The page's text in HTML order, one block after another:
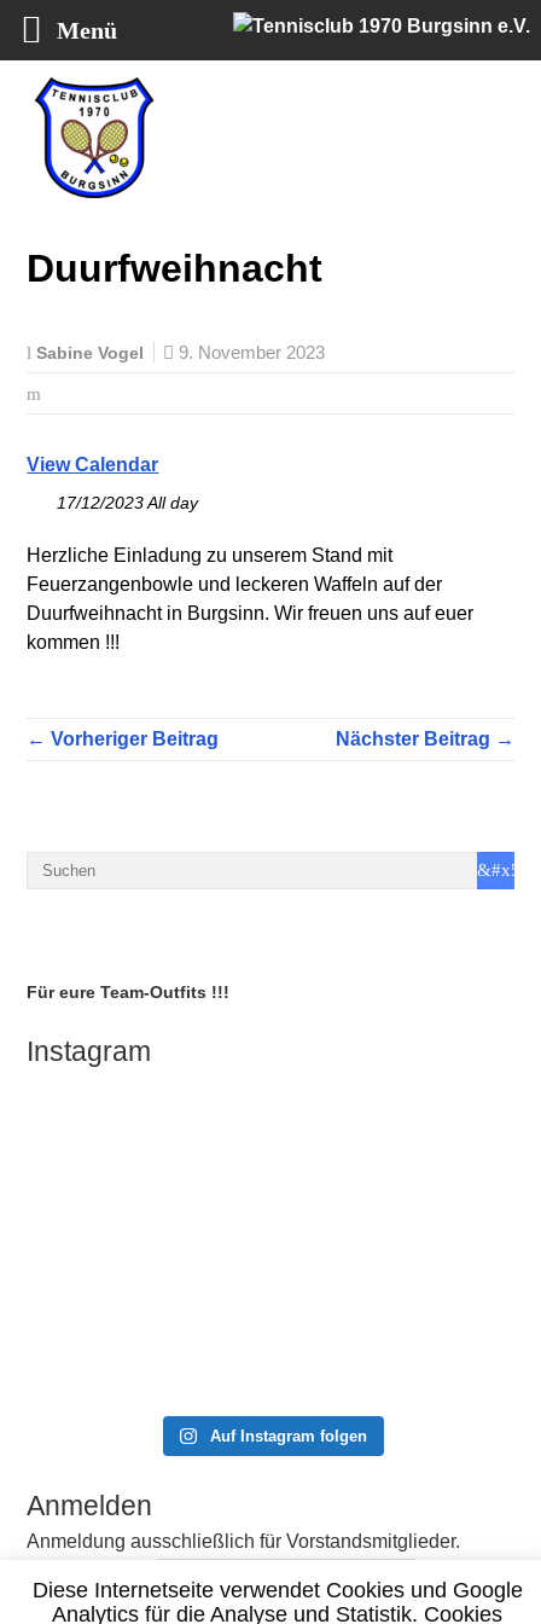
Duurfweihnacht
Sabine Vogel 9. November 2023
View Calendar
17/12/2023 All day
Herzliche Einladung zu unserem Stand mit
Feuerzangenbowle und leckeren Waffeln auf der
Duurfweihnacht in Burgsinn. Wir freuen uns auf euer
kommen !!!
← Vorheriger Beitrag Nächster Beitrag →
Für eure Team-Outfits !!!
Instagram
Auf Instagram folgen
Anmelden
Anmeldung ausschließlich für Vorstandsmitglieder.
Passwort
Menü
Diese Internetseite verwendet Cookies und Google
Analytics für die Analyse und Statistik. Cookies